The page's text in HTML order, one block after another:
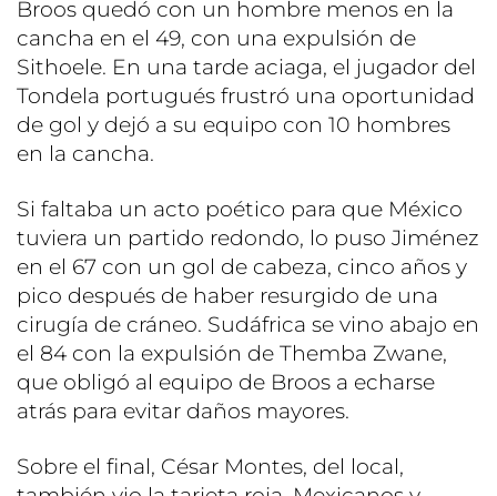
Broos quedó con un hombre menos en la
cancha en el 49, con una expulsión de
Sithoele. En una tarde aciaga, el jugador del
Tondela portugués frustró una oportunidad
de gol y dejó a su equipo con 10 hombres
en la cancha.
Si faltaba un acto poético para que México
tuviera un partido redondo, lo puso Jiménez
en el 67 con un gol de cabeza, cinco años y
pico después de haber resurgido de una
cirugía de cráneo. Sudáfrica se vino abajo en
el 84 con la expulsión de Themba Zwane,
que obligó al equipo de Broos a echarse
atrás para evitar daños mayores.
Sobre el final, César Montes, del local,